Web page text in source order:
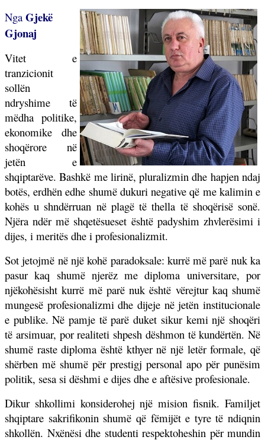
Nga Gjekë
Gjonaj
Vitet e
tranzicionit
sollën
ndryshime të
mëdha politike,
ekonomike dhe
shoqërore në
jetën e
shqiptarëve. Bashkë me lirinë, pluralizmin dhe hapjen ndaj
botës, erdhën edhe shumë dukuri negative që me kalimin e
kohës u shndërruan në plagë të thella të shoqërisë sonë.
Njëra ndër më shqetësueset është padyshim zhvlerësimi i
dijes, i meritës dhe i profesionalizmit.
Sot jetojmë në një kohë paradoksale: kurrë më parë nuk ka
pasur kaq shumë njerëz me diploma universitare, por
njëkohësisht kurrë më parë nuk është vërejtur kaq shumë
mungesë profesionalizmi dhe dijeje në jetën institucionale
e publike. Në pamje të parë duket sikur kemi një shoqëri
të arsimuar, por realiteti shpesh dëshmon të kundërtën. Në
shumë raste diploma është kthyer në një letër formale, që
shërben më shumë për prestigj personal apo për punësim
politik, sesa si dëshmi e dijes dhe e aftësive profesionale.
Dikur shkollimi konsiderohej një mision fisnik. Familjet
shqiptare sakrifikonin shumë që fëmijët e tyre të ndiqnin
shkollën. Nxënësi dhe studenti respektoheshin për mundin